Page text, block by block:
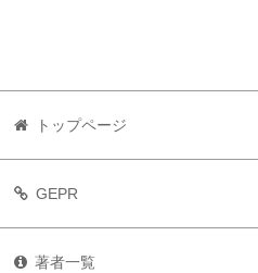
トップページ
GEPR
著者一覧